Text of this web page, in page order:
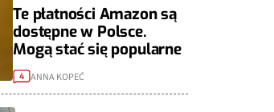
Te płatności Amazon są
dostępne w Polsce.
Mogą stać się popularne
4 ANNA KOPEĆ